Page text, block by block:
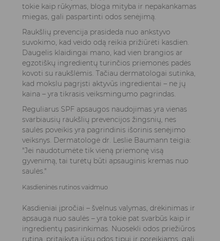
tokie kaip rūkymas, bloga mityba ir nepakankamas
miegas, gali paspartinti odos senėjimą.
Raukšlių prevencija prasideda nuo ankstyvo
suvokimo, kad veido odą reikia prižiūrėti kasdien.
Daugelis klaidingai mano, kad vien brangios ar
egzotiškų ingredientų turinčios priemonės padės
kovoti su raukšlėmis. Tačiau dermatologai sutinka,
kad mokslu pagrįsti aktyvūs ingredientai – ne jų
kaina – yra tikrasis veiksmingumo pagrindas.
Reguliarus SPF apsaugos naudojimas yra vienas
svarbiausių raukšlių prevencijos žingsnių, nes
saulės poveikis yra pagrindinis išorinis senėjimo
veiksnys. Dermatologė dr. Leslie Baumann teigia:
"Jei naudotumėte tik vieną priemonę visą
gyvenimą, tai turėtų būti apsauginis kremas nuo
saulės."
Kasdieninės rutinos vaidmuo
Kasdieniai įpročiai – švelnus valymas, drėkinimas ir
apsauga nuo saulės – yra tokie pat svarbūs kaip ir
ingredientų pasirinkimas. Nuosekli odos priežiūros
rutina, pritaikyta jūsų odos tipui ir poreikiams, gali